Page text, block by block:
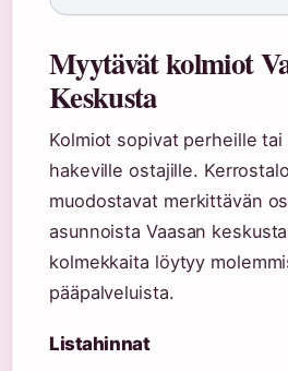
Myytävät kolmiot
Keskusta
Kolmiot sopivat perheille tai
hakeville ostajille.
muodostavat merkittävän
asunnoista Vaasan
kolmekkaita löytyy
pääpalveluista.
Listahinnat